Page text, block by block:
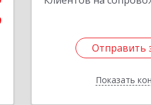
Отправить
Показать
Отправить
Назад